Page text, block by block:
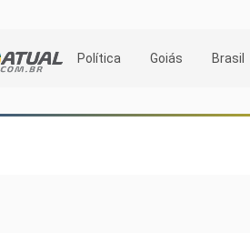
Política Goiás Brasil